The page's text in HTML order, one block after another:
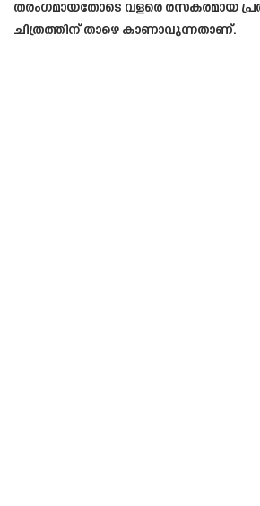
തരംഗമായതോടെ വളരെ രസകരമായ
ചിത്രത്തിന് താഴെ കാണാവുന്നതാണ്.